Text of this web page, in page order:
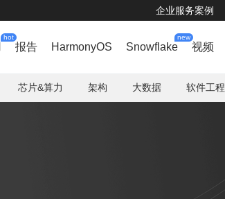
企业服务案例
hot
报告 HarmonyOS Snowflake
new
视频
芯片&算力 架构 大数据 软件工程